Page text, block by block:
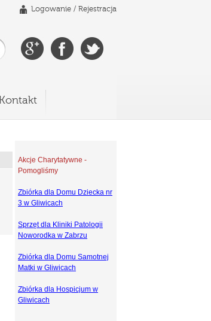
Logowanie / Rejestracja
Kontakt
Akcje Charytatywne -
Pomogliśmy
Zbiórka dla Domu Dziecka nr
3 w Gliwicach
Sprzęt dla Kliniki Patologii
Noworodka w Zabrzu
Zbiórka dla Domu Samotnej
Matki w Gliwicach
Zbiórka dla Hospicjum w
Gliwicach